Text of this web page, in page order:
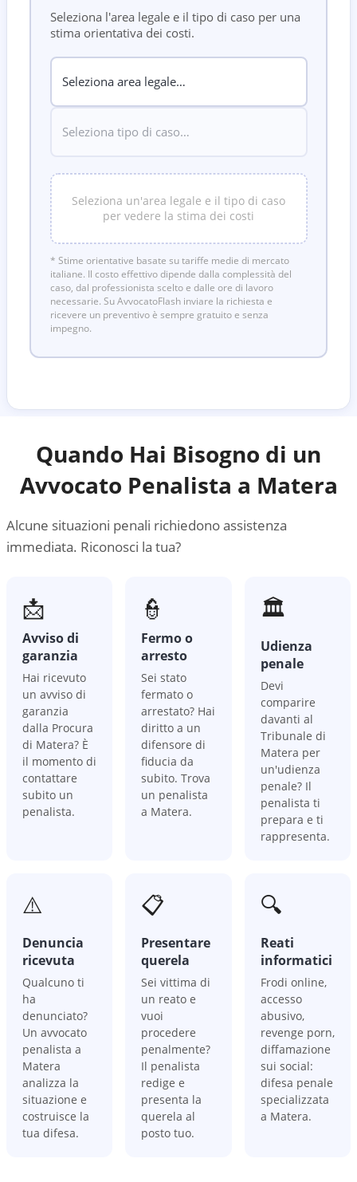
Seleziona l'area legale e il tipo di caso per una
stima orientativa dei costi.
Seleziona un'area legale e il tipo di caso
per vedere la stima dei costi
* Stime orientative basate su tariffe medie di mercato
italiane. Il costo effettivo dipende dalla complessità del
caso, dal professionista scelto e dalle ore di lavoro
necessarie. Su AvvocatoFlash inviare la richiesta e
ricevere un preventivo è sempre gratuito e senza
impegno.
Quando Hai Bisogno di un
Avvocato Penalista a Matera
Alcune situazioni penali richiedono assistenza
immediata. Riconosci la tua?
📩
Avviso di
garanzia
Hai ricevuto
un avviso di
garanzia
dalla Procura
di Matera? È
il momento di
contattare
subito un
penalista.
👮
Fermo o
arresto
Sei stato
fermato o
arrestato? Hai
diritto a un
difensore di
fiducia da
subito. Trova
un penalista
a Matera.
🏛️
Udienza
penale
Devi
comparire
davanti al
Tribunale di
Matera per
un'udienza
penale? Il
penalista ti
prepara e ti
rappresenta.
⚠️
Denuncia
ricevuta
Qualcuno ti
ha
denunciato?
Un avvocato
penalista a
Matera
analizza la
situazione e
costruisce la
tua difesa.
📋
Presentare
querela
Sei vittima di
un reato e
vuoi
procedere
penalmente?
Il penalista
redige e
presenta la
querela al
posto tuo.
🔍
Reati
informatici
Frodi online,
accesso
abusivo,
revenge porn,
diffamazione
sui social:
difesa penale
specializzata
a Matera.